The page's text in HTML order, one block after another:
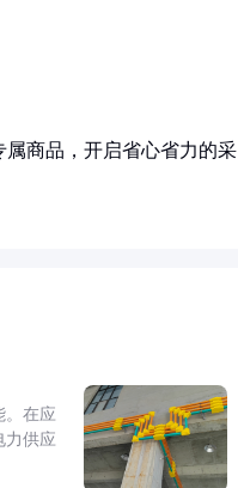
商品，开启省心省力的采
。在应
力供应